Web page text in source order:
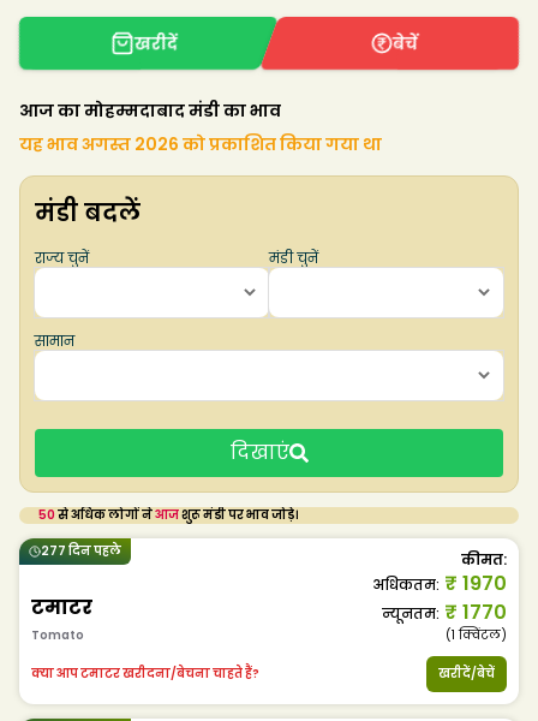
खरीदें बेचें
आज का मोहम्मदाबाद मंडी का भाव
यह भाव अगस्त 2026 को प्रकाशित किया गया था
मंडी बदलें
राज्य चुनें मंडी चुनें
सामान
दिखाएं
50 से अधिक लोगों नेआजशुरू मंडी पर भाव जोड़े।
277 दिन पहले
टमाटर
Tomato
कीमत:
अधिकतम: ₹ 1970
न्यूनतम: ₹ 1770
(1क्विंटल)
क्या आप टमाटर खरीदना/बेचना चाहते हैं? खरीदें/बेचें